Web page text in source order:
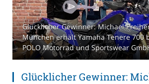
Glücklicher Gewinner: Michael
München erhält Yamaha Tenere 700
POLO Motorrad und Sportswear
Glücklicher Gewinner: